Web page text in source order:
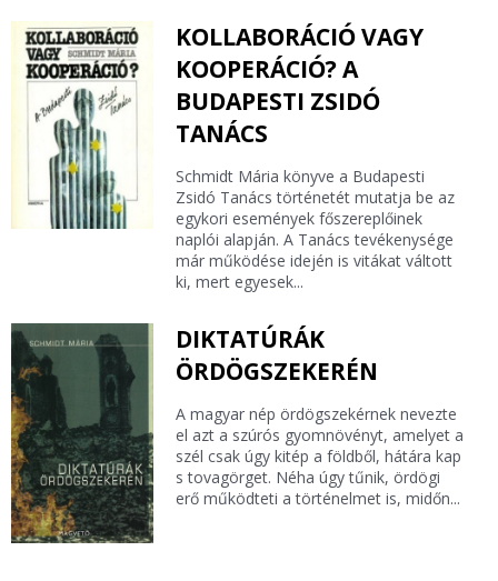
KOLLABORÁCIÓ VAGY
KOOPERÁCIÓ? A
BUDAPESTI ZSIDÓ
TANÁCS
Schmidt Mária könyve a Budapesti
Zsidó Tanács történetét mutatja be az
egykori események főszereplőinek
naplói alapján. A Tanács tevékenysége
már működése idején is vitákat váltott
ki, mert egyesek...
DIKTATÚRÁK
ÖRDÖGSZEKERÉN
A magyar nép ördögszekérnek nevezte
el azt a szúrós gyomnövényt, amelyet a
szél csak úgy kitép a földből, hátára kap
s tovagörget. Néha úgy tűnik, ördögi
erő működteti a történelmet is, midőn...